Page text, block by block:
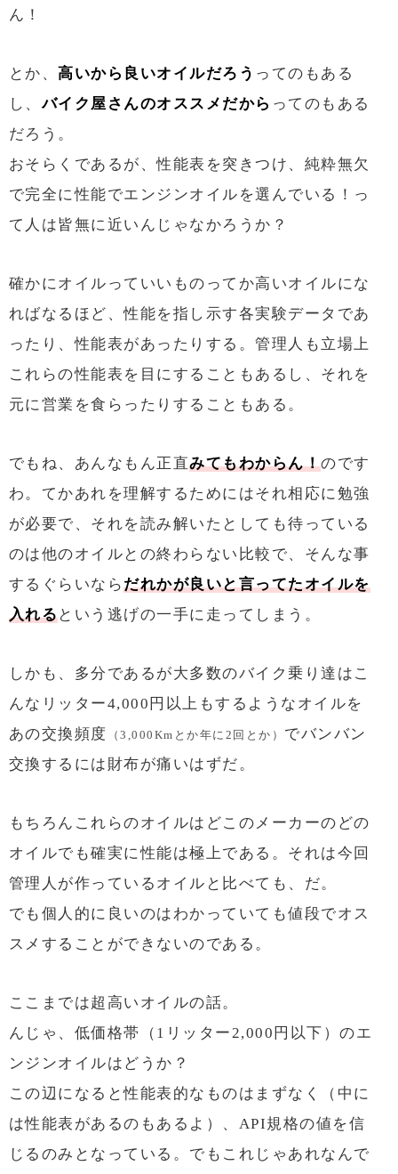
ん！
とか、高いから良いオイルだろう ってのもある
し、バイク屋さんのオススメだから ってのもある
だろう。
おそらくであるが、性能表を突きつけ、純粋無欠
で完全に性能でエンジンオイルを選んでいる！っ
て人は皆無に近いんじゃなかろうか？
確かにオイルっていいものってか高いオイルにな
ればなるほど、性能を指し示す各実験データであ
ったり、性能表があったりする。管理人も立場上
これらの性能表を目にすることもあるし、それを
元に営業を食らったりすることもある。
でもね、あんなもん正直みてもわからん！のです
わ。てかあれを理解するためにはそれ相応に勉強
が必要で、それを読み解いたとしても待っている
のは他のオイルとの終わらない比較で、そんな事
するぐらいならだれかが良いと言ってたオイルを
入れるという逃げの一手に走ってしまう。
しかも、多分であるが大多数のバイク乗り達はこ
んなリッター4,000円以上もするようなオイルを
あの交換頻度
（3,000Kmとか年に2回とか） でバンバン
交換するには財布が痛いはずだ。
もちろんこれらのオイルはどこのメーカーのどの
オイルでも確実に性能は極上である。それは今回
管理人が作っているオイルと比べても、だ。
でも個人的に良いのはわかっていても値段でオス
スメすることができないのである。
ここまでは超高いオイルの話。
んじゃ、低価格帯（1リッター2,000円以下）のエ
ンジンオイルはどうか？
この辺になると性能表的なものはまずなく（中に
は性能表があるのもあるよ）、API規格の値を信
じるのみとなっている。でもこれじゃあれなんで